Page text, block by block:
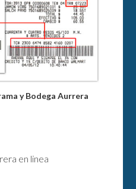
y Bodega Aurrera
en linea